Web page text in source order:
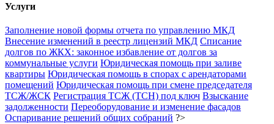
Услуги
Заполнение новой формы отчета по управлению МКД
Внесение изменений в реестр лицензий МКД Списание
долгов по ЖКХ: законное избавление от долгов за
коммунальные услуги Юридическая помощь при заливе
квартиры Юридическая помощь в спорах с арендаторами
помещений Юридическая помощь при смене председателя
ТСЖ/ЖСК Регистрация ТСЖ (ТСН) под ключ Взыскание
задолженности Переоборудование и изменение фасадов
Оспаривание решений общих собраний ?>